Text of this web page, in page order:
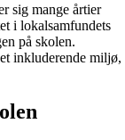
sig mange årtier
i lokalsamfundets
på skolen.
inkluderende miljø,